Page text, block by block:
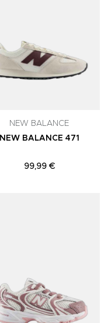
NEW BALANCE
NEW BALANCE 471
99,99 €